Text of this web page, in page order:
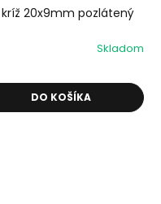
20x9mm pozlátený
Skladom
DO KOŠÍKA